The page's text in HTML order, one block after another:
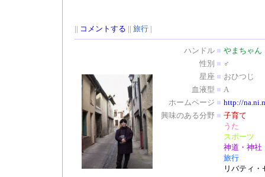
|| コメントする || 旅行|
ハンドル ■ やまちゃん
性別 ■ ♂
星座 ■ おひつじ
血液型 ■ A
ホームページ ■ http://
興味のある分野 ■ 子育て
うた
スポーツ
神道・神社
旅行
リバティ